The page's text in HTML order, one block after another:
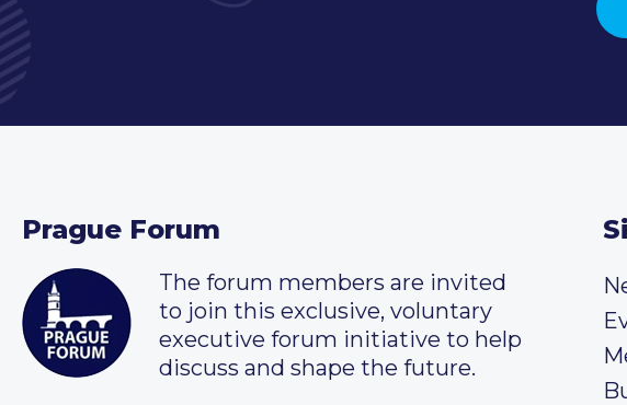
Prague Forum
The forum members are invited
to join this exclusive, voluntary
executive forum initiative to help
discuss and shape the future.